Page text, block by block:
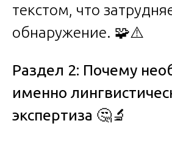
текстом, что
обнаружение. 🧩⚠️
Раздел 2: Почему
именно
экспертиза 🤔🔬